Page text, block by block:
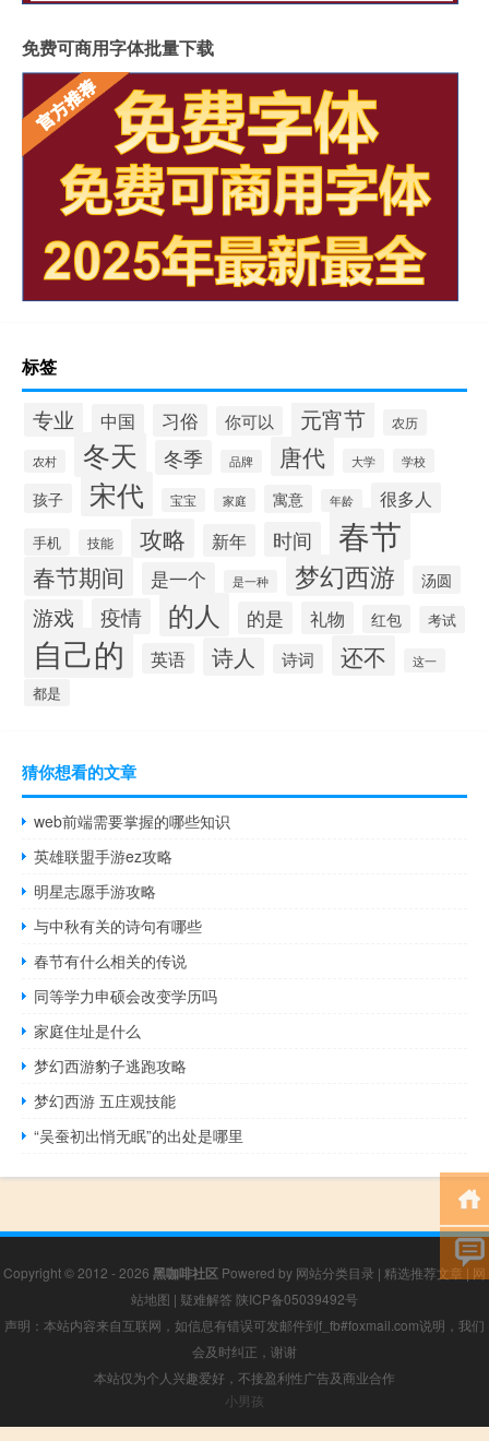
免费可商用字体批量下载
标签
专业 中国 习俗 你可以 元宵节 农历
农村 冬天 冬季 品牌 唐代 大学 学校
孩子 宋代 宝宝 家庭 寓意 年龄 很多人
手机 技能 攻略 新年 时间 春节
春节期间 是一个 是一种 梦幻西游 汤圆
游戏 疫情 的人 的是 礼物 红包 考试
自己的 英语 诗人 诗词 还不 这一
都是
猜你想看的文章
web前端需要掌握的哪些知识
英雄联盟手游ez攻略
明星志愿手游攻略
与中秋有关的诗句有哪些
春节有什么相关的传说
同等学力申硕会改变学历吗
家庭住址是什么
梦幻西游豹子逃跑攻略
梦幻西游 五庄观技能
“吴蚕初出悄无眠”的出处是哪里
Copyright © 2012 - 2026 黑咖啡社区 Powered by 网站分类目录 | 精选推荐文章| 网
站地图 | 疑难解答 陕ICP备05039492号
声明：本站内容来自互联网，如信息有错误可发邮件到f_fb#foxmail.com说明，我们
会及时纠正，谢谢
本站仅为个人兴趣爱好，不接盈利性广告及商业合作
小男孩